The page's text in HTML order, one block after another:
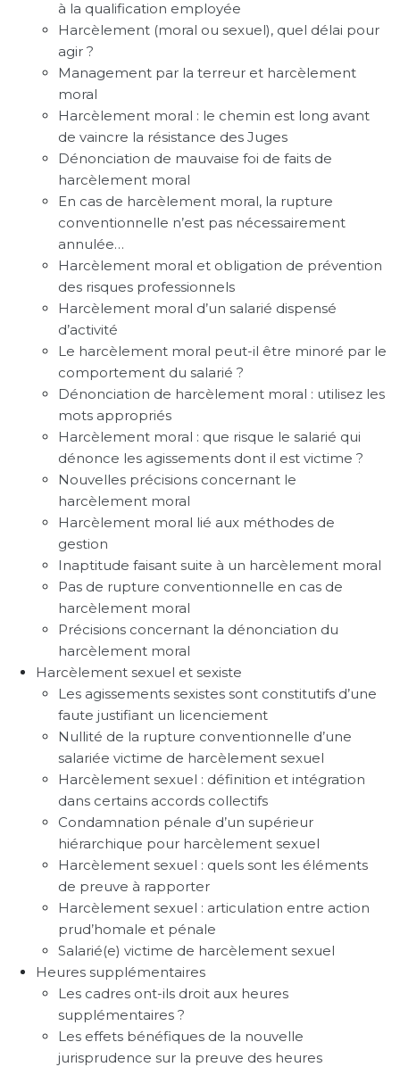
à la qualification employée
Harcèlement (moral ou sexuel), quel délai pour
agir ?
Management par la terreur et harcèlement
moral
Harcèlement moral : le chemin est long avant
de vaincre la résistance des Juges
Dénonciation de mauvaise foi de faits de
harcèlement moral
En cas de harcèlement moral, la rupture
conventionnelle n’est pas nécessairement
annulée…
Harcèlement moral et obligation de prévention
des risques professionnels
Harcèlement moral d’un salarié dispensé
d’activité
Le harcèlement moral peut-il être minoré par le
comportement du salarié ?
Dénonciation de harcèlement moral : utilisez les
mots appropriés
Harcèlement moral : que risque le salarié qui
dénonce les agissements dont il est victime ?
Nouvelles précisions concernant le
harcèlement moral
Harcèlement moral lié aux méthodes de
gestion
Inaptitude faisant suite à un harcèlement moral
Pas de rupture conventionnelle en cas de
harcèlement moral
Précisions concernant la dénonciation du
harcèlement moral
Harcèlement sexuel et sexiste
Les agissements sexistes sont constitutifs d’une
faute justifiant un licenciement
Nullité de la rupture conventionnelle d’une
salariée victime de harcèlement sexuel
Harcèlement sexuel : définition et intégration
dans certains accords collectifs
Condamnation pénale d’un supérieur
hiérarchique pour harcèlement sexuel
Harcèlement sexuel : quels sont les éléments
de preuve à rapporter
Harcèlement sexuel : articulation entre action
prud’homale et pénale
Salarié(e) victime de harcèlement sexuel
Heures supplémentaires
Les cadres ont-ils droit aux heures
supplémentaires ?
Les effets bénéfiques de la nouvelle
jurisprudence sur la preuve des heures